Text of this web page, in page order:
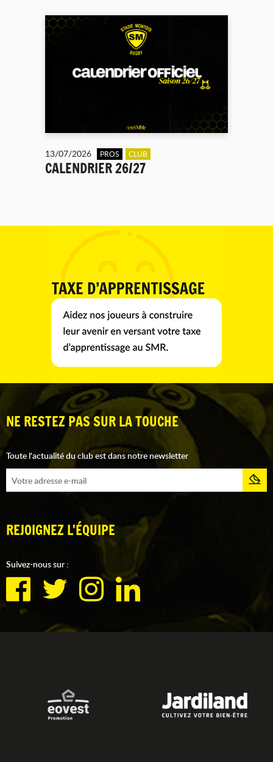
13/07/2026 PROS CLUB
CALENDRIER 26/27
NE RESTEZ PAS SUR LA TOUCHE
Toute l'actualité du club est dans notre newsletter
REJOIGNEZ L'ÉQUIPE
Suivez-nous sur :